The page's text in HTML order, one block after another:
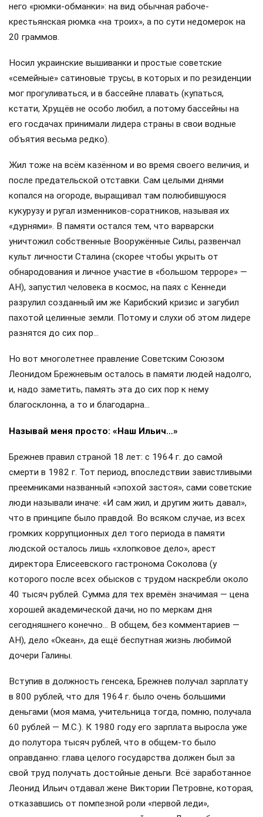
него «рюмки-обманки»: на вид обычная рабоче-
крестьянская рюмка «на троих», а по сути недомерок на
20 граммов.
Носил украинские вышиванки и простые советские
«семейные» сатиновые трусы, в которых и по резиденции
мог прогуливаться, и в бассейне плавать (купаться,
кстати, Хрущёв не особо любил, а потому бассейны на
его госдачах принимали лидера страны в свои водные
объятия весьма редко).
Жил тоже на всём казённом и во время своего величия, и
после предательской отставки. Сам целыми днями
копался на огороде, выращивал там полюбившуюся
кукурузу и ругал изменников-соратников, называя их
«дурнями». В памяти остался тем, что варварски
уничтожил собственные Вооружённые Силы, развенчал
культ личности Сталина (скорее чтобы укрыть от
обнародования и личное участие в «большом терроре» —
АН), запустил человека в космос, на паях с Кеннеди
разрулил созданный им же Карибский кризис и загубил
пахотой целинные земли. Потому и слухи об этом лидере
разнятся до сих пор…
Но вот многолетнее правление Советским Союзом
Леонидом Брежневым осталось в памяти людей надолго,
и, надо заметить, память эта до сих пор к нему
благосклонна, а то и благодарна…
Называй меня просто: «Наш Ильич…»
Брежнев правил страной 18 лет: с 1964 г. до самой
смерти в 1982 г. Тот период, впоследствии завистливыми
преемниками названный «эпохой застоя», сами советские
люди называли иначе: «И сам жил, и другим жить давал»,
что в принципе было правдой. Во всяком случае, из всех
громких коррупционных дел того периода в памяти
людской осталось лишь «хлопковое дело», арест
директора Елисеевского гастронома Соколова (у
которого после всех обысков с трудом наскребли около
40 тысяч рублей. Сумма для тех времён значимая — цена
хорошей академической дачи, но по меркам дня
сегодняшнего конечно… В общем, без комментариев —
АН), дело «Океан», да ещё беспутная жизнь любимой
дочери Галины.
Вступив в должность генсека, Брежнев получал зарплату
в 800 рублей, что для 1964 г. было очень большими
деньгами (моя мама, учительница тогда, помню, получала
60 рублей — М.С.). К 1980 году его зарплата выросла уже
до полутора тысяч рублей, что в общем-то было
оправданно: глава целого государства должен был за
свой труд получать достойные деньги. Всё заработанное
Леонид Ильич отдавал жене Виктории Петровне, которая,
отказавшись от помпезной роли «первой леди»,